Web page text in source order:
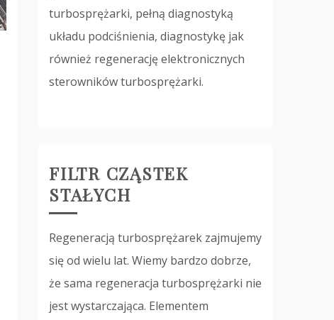
turbosprężarki, pełną diagnostyką
układu podciśnienia, diagnostykę jak
również regenerację elektronicznych
sterowników turbosprężarki.
FILTR CZĄSTEK
STAŁYCH
Regeneracją turbosprężarek zajmujemy
się od wielu lat. Wiemy bardzo dobrze,
że sama regeneracja turbosprężarki nie
jest wystarczająca. Elementem